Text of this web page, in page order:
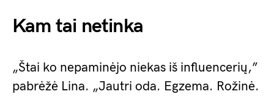
Kam tai netinka
„Štai ko nepaminėjo niekas iš influencerių,”
pabrėžė Lina. „Jautri oda. Egzema. Rožinė.